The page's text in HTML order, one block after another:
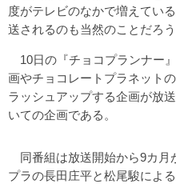
度がテレビのなかで増えてい
送されるのも当然のことだろう
10日の『チョコプランナー
画やチョコレートプラネット
ラッシュアップする企画が放
いての企画である。
同番組は放送開始から9カ月
プラの長田庄平と松尾駿によ